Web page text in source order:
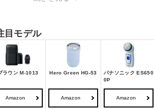
目モデル
ラウン M-1013 Hero Green HG-53
パナソニック ES650
0P
Amazon Amazon Amazon